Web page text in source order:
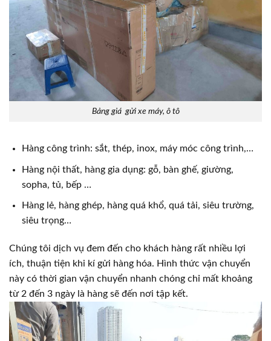
Bảng giá gửi xe máy, ô tô
Hàng công trình: sắt, thép, inox, máy móc công trình,…
Hàng nội thất, hàng gia dụng: gỗ, bàn ghế, giường,
sopha, tủ, bếp …
Hàng lẻ, hàng ghép, hàng quá khổ, quá tải, siêu trường,
siêu trọng…
Chúng tôi dịch vụ đem đến cho khách hàng rất nhiều lợi
ích, thuận tiện khi kí gửi hàng hóa. Hình thức vận chuyển
này có thời gian vận chuyển nhanh chóng chỉ mất khoảng
từ 2 đến 3 ngày là hàng sẽ đến nơi tập kết.